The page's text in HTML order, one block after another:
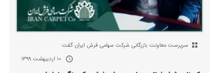
سرپرست معاونت بازرگانی شرکت سهامی فرش ایران گفت
۱۰ اردیبهشت ۱۳۹۹